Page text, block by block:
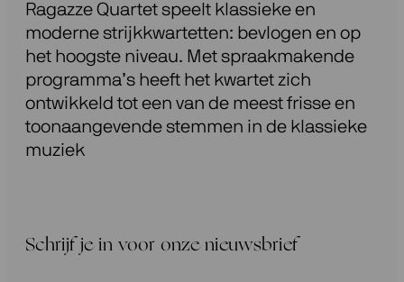
Ragazze Quartet speelt klassieke en
moderne strijkkwartetten: bevlogen en op
het hoogste niveau. Met spraakmakende
programma’s heeft het kwartet zich
ontwikkeld tot een van de meest frisse en
toonaangevende stemmen in de klassieke
muziek
Schrijf je in voor onze nieuwsbrief